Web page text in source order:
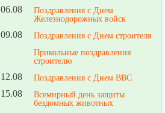
06.08
Поздравления с Днем
Железнодорожных войск
09.08
Поздравления с Днем строителя
Прикольные поздравления
строителю
12.08 Поздравления с Днем ВВС
15.08
Всемирный день защиты
бездомных животных